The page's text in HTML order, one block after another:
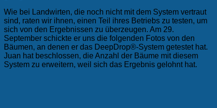
Wie bei Landwirten, die noch nicht mit dem System vertraut
sind, raten wir ihnen, einen Teil ihres Betriebs zu testen, um
sich von den Ergebnissen zu überzeugen. Am 29.
September schickte er uns die folgenden Fotos von den
Bäumen, an denen er das DeepDrop®-System getestet hat.
Juan hat beschlossen, die Anzahl der Bäume mit diesem
System zu erweitern, weil sich das Ergebnis gelohnt hat.